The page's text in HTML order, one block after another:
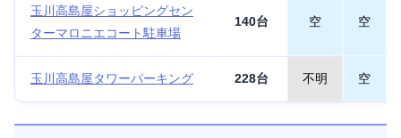
玉川高島屋ショッピングセン
ターマロニエコート駐車場
140台 空 空
玉川高島屋タワーパーキング 228台 不明 空